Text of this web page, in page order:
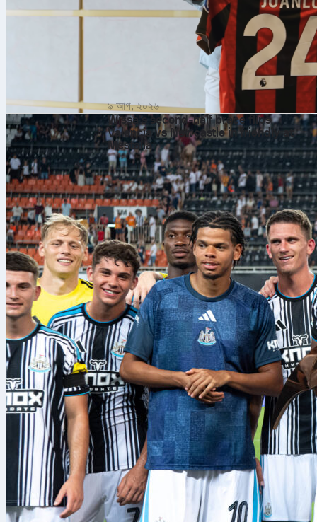
৯ আগ, ২০২৬
Wissa’s second‑half brace flips
Valencia vs Newcastle in friendly at
Mestalla